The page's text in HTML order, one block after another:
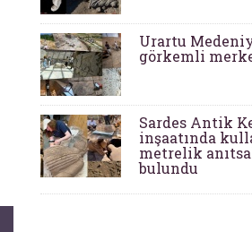
Urartu
görkemli
Sardes Antik
inşaatında
metrelik
bulundu